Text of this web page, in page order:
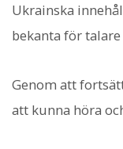
Ukrainska
bekanta för
Genom att
att kunna höra